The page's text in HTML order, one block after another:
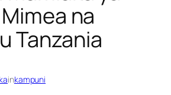
na
Tanzania
inkampuni